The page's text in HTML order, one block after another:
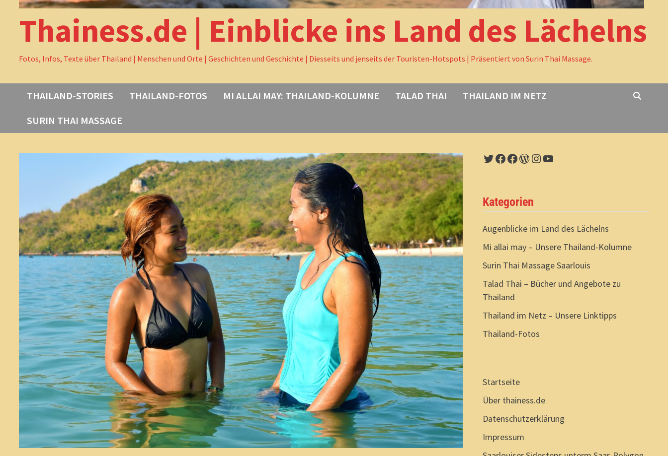
Thainess.de | Einblicke ins Land des Lächelns
Fotos, Infos, Texte über Thailand | Menschen und Orte | Geschichten und Geschichte | Diesseits und jenseits der Touristen-Hotspots | Präsentiert von Surin Thai Massage.
THAILAND-STORIES THAILAND-FOTOS MI ALLAI MAY: THAILAND-KOLUMNE TALAD THAI
THAILAND IM NETZ
SURIN THAI MASSAGE
Twitter
Facebook
Facebook
WordPress
Instagram
YouTube
Kategorien
Augenblicke im Land des Lächelns
Mi allai may – Unsere Thailand-Kolumne
Surin Thai Massage Saarlouis
Talad Thai – Bücher und Angebote zu
Thailand
Thailand im Netz – Unsere Linktipps
Thailand-Fotos
Startseite
Über thainess.de
Datenschutzerklärung
Impressum